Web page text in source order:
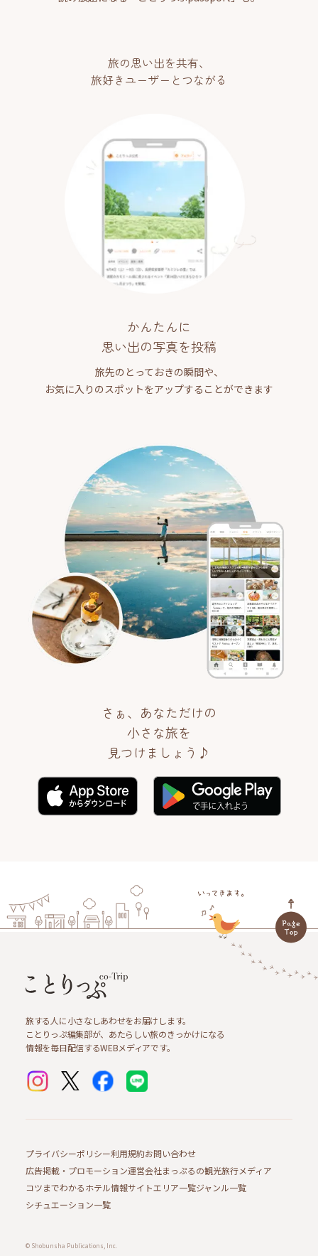
旅の思い出を共有、
旅好きユーザーとつながる
かんたんに
思い出の写真を投稿
旅先のとっておきの瞬間や、
お気に入りのスポットをアップすることができます
さぁ、あなただけの
小さな旅を
見つけましょう♪
旅する人に小さなしあわせをお届けします。
ことりっぷ編集部が、あたらしい旅のきっかけになる
情報を毎日配信するWEBメディアです。
プライバシーポリシー利用規約お問い合わせ
広告掲載・プロモーション運営会社まっぷるの観光旅行メディア
コツまでわかるホテル情報サイトエリア一覧ジャンル一覧
シチュエーション一覧
© Shobunsha Publications, Inc.